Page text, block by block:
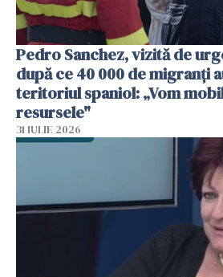
Pedro Sanchez, vizită de
după ce 40 000 de migranți
teritoriul spaniol: „Vom
resursele"
31 IULIE 2026